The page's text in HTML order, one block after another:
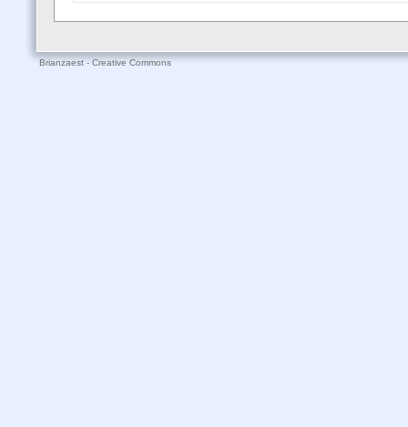
Brianzaest - Creative Commons